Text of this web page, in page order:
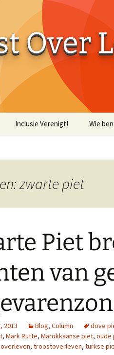
Over
Inclusie Verenigt! Wie
zwarte piet
Piet
van
2013 Blog, Column dove
, Mark Rutte, Marokkaanse piet, oude
, troostoverleven, turkse